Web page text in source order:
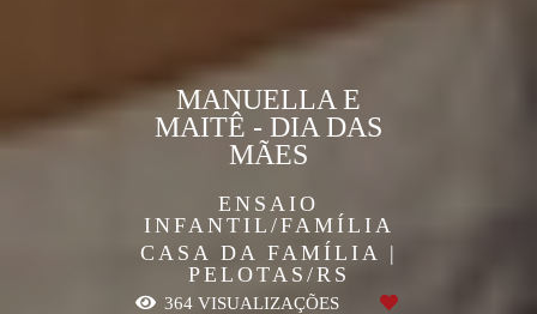
ENSAIO
INFANTIL/FAMÍLIA
CASA DA FAMÍLIA |
PELOTAS/RS
MANUELLA E
MAITÊ - DIA DAS
MÃES
364 VISUALIZAÇÕES